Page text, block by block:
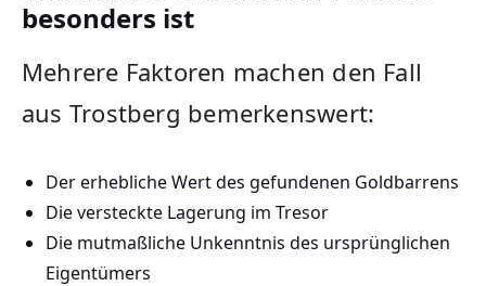
besonders ist
Mehrere Faktoren machen den Fall
aus Trostberg bemerkenswert:
Der erhebliche Wert des gefundenen Goldbarrens
Die versteckte Lagerung im Tresor
Die mutmaßliche Unkenntnis des ursprünglichen
Eigentümers